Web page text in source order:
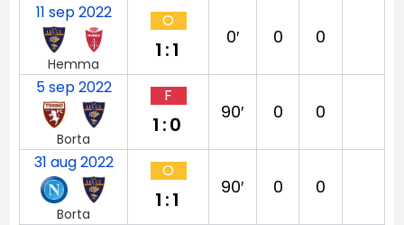
11 sep 2022
Hemma
O
1:1
0′ 0 0
5 sep 2022
Borta
F
1:0
90′ 0 0
31 aug 2022
Borta
O
1:1
90′ 0 0